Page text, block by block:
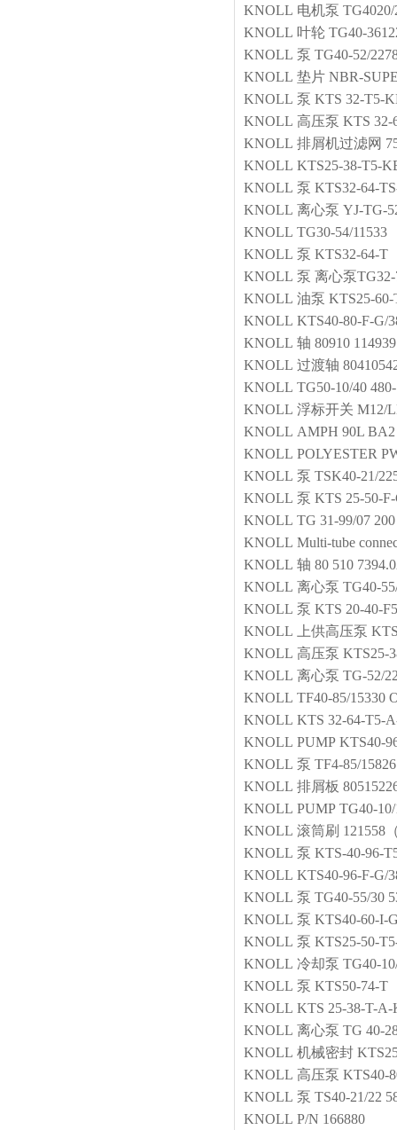
KNOLL 电机泵
KNOLL 叶轮 TG40-
KNOLL 泵 TG40-52/
KNOLL 垫片 NBR-
KNOLL 泵 KTS 32-T5-
KNOLL 高压泵 KTS 32-
KNOLL 排屑机过滤网
KNOLL KTS25-38-T5-
KNOLL 泵 KTS32-64-
KNOLL 离心泵 YJ-TG-
KNOLL TG30-54/11533
KNOLL 泵 KTS32-64-T
KNOLL 泵 离心泵TG32-
KNOLL 油泵 KTS25-
KNOLL KTS40-80-F-G/
KNOLL 轴 80910 114939
KNOLL 过渡轴
KNOLL TG50-10/40
KNOLL 浮标开关 M12/
KNOLL AMPH 90L BA2
KNOLL POLYESTER
KNOLL 泵 TSK40-21/
KNOLL 泵 KTS 25-50-
KNOLL TG 31-99/07 200
KNOLL Multi-tube
KNOLL 轴 80 510
KNOLL 离心泵 TG40-
KNOLL 泵 KTS 20-40-
KNOLL
上供高压泵
KNOLL 高压泵 KTS25-
KNOLL 离心泵 TG-52/
KNOLL TF40-85/15330
KNOLL KTS 32-64-T5-
KNOLL PUMP KTS40-
KNOLL 泵 TF4-85/15826
KNOLL 排屑板
KNOLL PUMP TG40-
KNOLL 滚筒刷 121558
KNOLL 泵 KTS-40-96-
KNOLL KTS40-96-F-G/
KNOLL 泵 TG40-55/30
KNOLL 泵 KTS40-60-I-
KNOLL 泵 KTS25-50-
KNOLL 冷却泵 TG40-
KNOLL 泵 KTS50-74-T
KNOLL KTS 25-38-T-
KNOLL 离心泵 TG 40-
KNOLL 机械密封
KNOLL 高压泵 KTS40-
KNOLL 泵 TS40-21/22
KNOLL P/N 166880